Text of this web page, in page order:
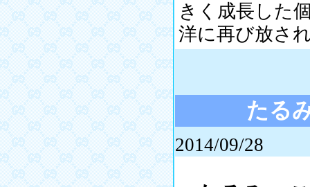
きく成長した
洋に再び放さ
たる
2014/09/28